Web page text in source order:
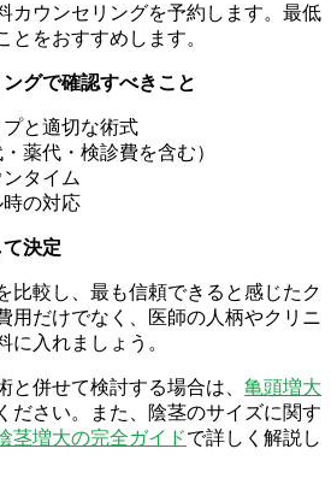
カウンセリングを予約します。最低
とをおすすめします。
グで確認すべきこと
と適切な術式
薬代・検診費を含む）
タイム
の対応
決定
比較し、最も信頼できると感じたク
用だけでなく、医師の人柄やクリニ
に入れましょう。
と併せて検討する場合は、 亀頭増大
ださい。また、陰茎のサイズに関す
茎増大の完全ガイドで詳しく解説し